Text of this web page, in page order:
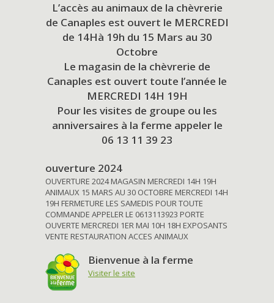
L’accès au animaux de la chèvrerie
de Canaples est ouvert le MERCREDI
de 14Hà 19h du 15 Mars au 30
Octobre
Le magasin de la chèvrerie de
Canaples est ouvert toute l’année le
MERCREDI 14H 19H
Pour les visites de groupe ou les
anniversaires à la ferme appeler le
06 13 11 39 23
ouverture 2024
OUVERTURE 2024 MAGASIN MERCREDI 14H 19H
ANIMAUX 15 MARS AU 30 OCTOBRE MERCREDI 14H
19H FERMETURE LES SAMEDIS POUR TOUTE
COMMANDE APPELER LE 0613113923 PORTE
OUVERTE MERCREDI 1ER MAI 10H 18H EXPOSANTS
VENTE RESTAURATION ACCES ANIMAUX
Bienvenue à la ferme
Visiter le site